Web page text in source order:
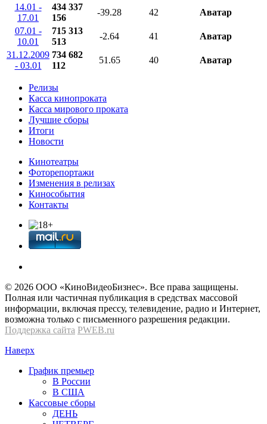
14.01 -
17.01
434 337
156
-39.28 42
Аватар
07.01 -
10.01
715 313
513
-2.64 41
Аватар
31.12.2009
- 03.01
734 682
112
51.65 40 Аватар
Релизы
Касса кинопроката
Касса мирового проката
Лучшие сборы
Итоги
Новости
Кинотеатры
Фоторепортажи
Изменения в релизах
Кинособытия
Контакты
© 2026 OOО «КиноВидеоБизнес». Все права защищены.
Полная или частичная публикация в средствах массовой
информации, включая прессу, телевидение, радио и Интернет,
возможна только с письменного разрешения редакции.
Поддержка сайта PWEB.ru
Наверх
График премьер
В России
В США
Кассовые сборы
ДЕНЬ